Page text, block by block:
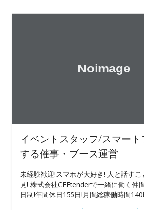
イベントスタッフ/スマー
する催事・ブース運営
未経験歓迎!スマホが大好き! 人と話す
見! 株式会社CEEtenderで一緒に働く仲
日制!年間休日155日!月間総稼働時間